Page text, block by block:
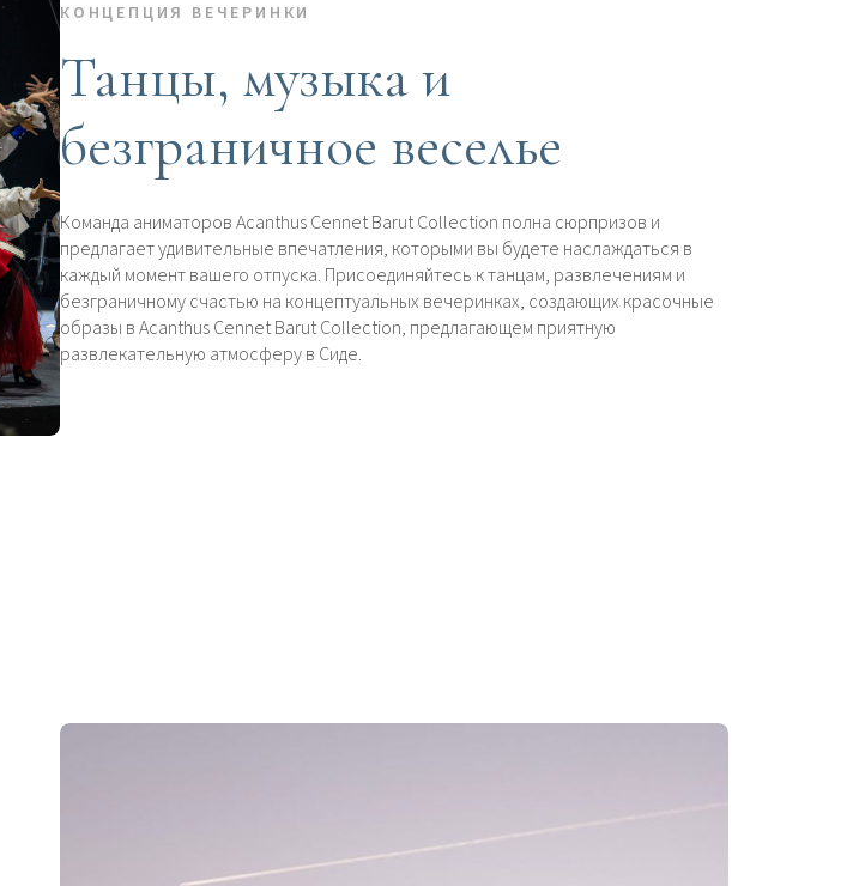
КОНЦЕПЦИЯ ВЕЧЕРИНКИ
Танцы, музыка и
безграничное веселье
Команда аниматоров Acanthus Cennet Barut Collection полна сюрпризов и
предлагает удивительные впечатления, которыми вы будете наслаждаться в
каждый момент вашего отпуска. Присоединяйтесь к танцам, развлечениям и
безграничному счастью на концептуальных вечеринках, создающих красочные
образы в Acanthus Cennet Barut Collection, предлагающем приятную
развлекательную атмосферу в Сиде.